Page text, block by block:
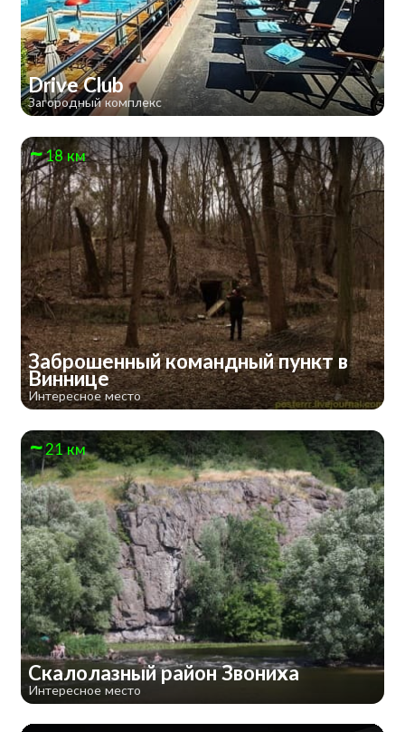
Drive Club
Загородный комплекс
18 км
Заброшенный командный пункт в
Виннице
Интересное место
21 км
Скалолазный район Звониха
Интересное место